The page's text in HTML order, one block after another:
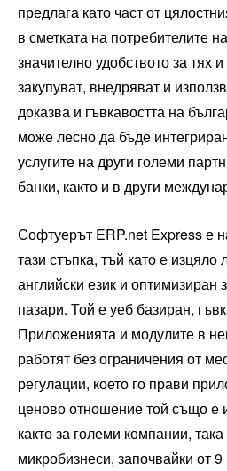
предлага като част от
в сметката на потребителите
значително удобството за тях
закупуват, внедряват и
доказва и гъвкавостта на
може лесно да бъде
услугите на други големи
банки, както и в други
Софтуерът ERP.net Express е
тази стъпка, тъй като е изцяло
английски език и оптимизиран
пазари. Той е уеб базиран,
Приложенията и модулите в
работят без ограничения от
регулации, което го прави
ценово отношение той също е
както за големи компании,
микробизнеси, започвайки от